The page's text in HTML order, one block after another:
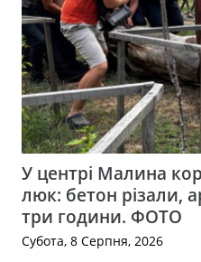
У центрі Малина
люк: бетон різали,
три години. ФОТО
Субота, 8 Серпня, 2026